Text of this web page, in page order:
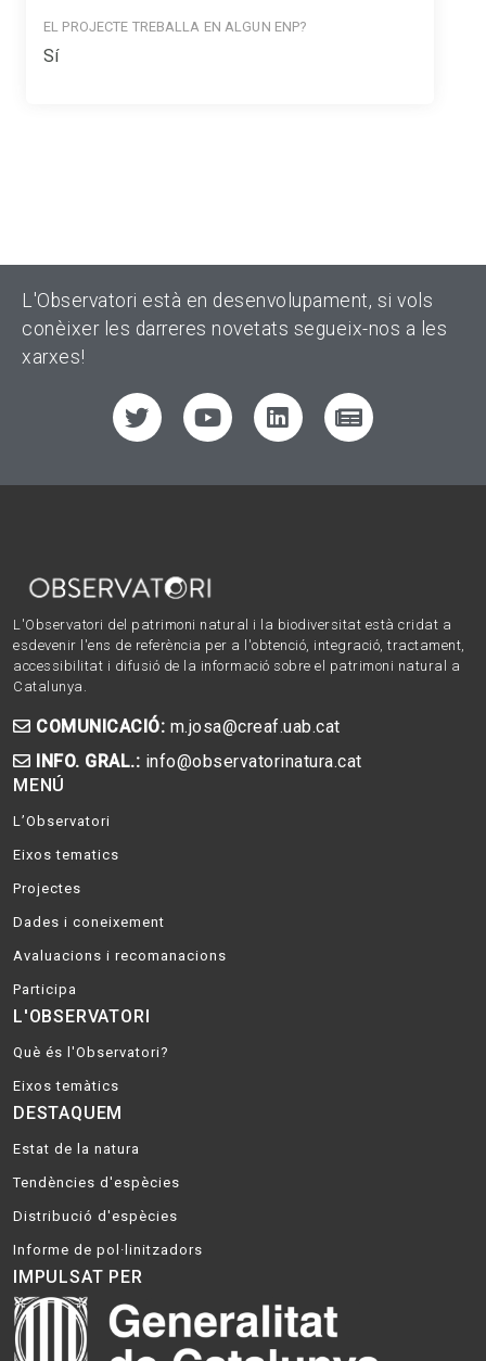
EL PROJECTE TREBALLA EN ALGUN ENP?
Sí
L'Observatori està en desenvolupament, si vols
conèixer les darreres novetats segueix-nos a les
xarxes!
L'Observatori del patrimoni natural i la biodiversitat està cridat a
esdevenir l'ens de referència per a l'obtenció, integració, tractament,
accessibilitat i difusió de la informació sobre el patrimoni natural a
Catalunya.
COMUNICACIÓ: m.josa@creaf.uab.cat
INFO. GRAL.: info@observatorinatura.cat
MENÚ
L’Observatori
Eixos tematics
Projectes
Dades i coneixement
Avaluacions i recomanacions
Participa
L'OBSERVATORI
Què és l'Observatori?
Eixos temàtics
DESTAQUEM
Estat de la natura
Tendències d'espècies
Distribució d'espècies
Informe de pol·linitzadors
IMPULSAT PER